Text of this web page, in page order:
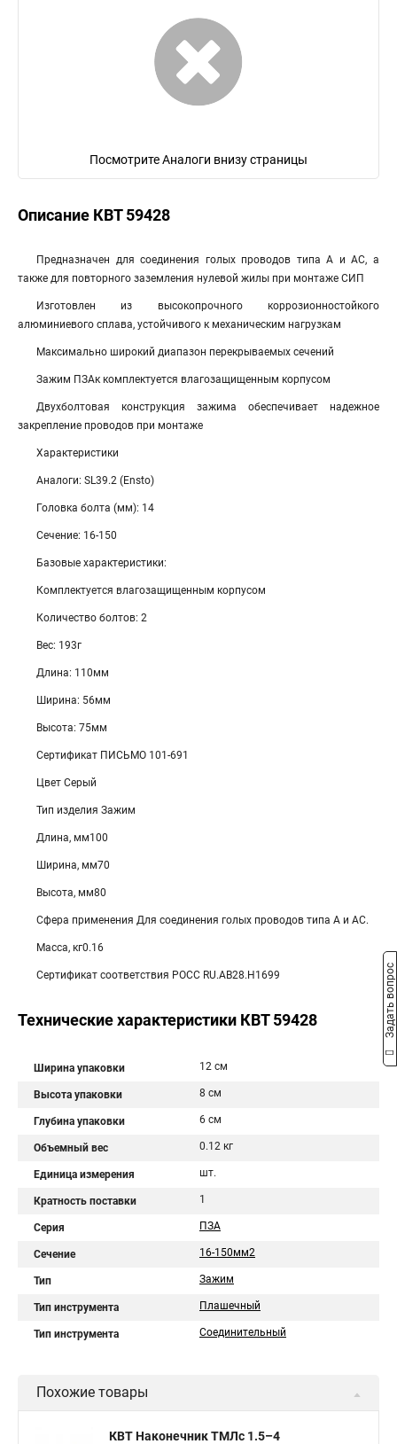
Посмотрите Аналоги внизу страницы
Описание КВТ 59428
Предназначен для соединения голых проводов типа А и АС, а
также для повторного заземления нулевой жилы при монтаже СИП
Изготовлен из высокопрочного коррозионностойкого
алюминиевого сплава, устойчивого к механическим нагрузкам
Максимально широкий диапазон перекрываемых сечений
Зажим ПЗАк комплектуется влагозащищенным корпусом
Двухболтовая конструкция зажима обеспечивает надежное
закрепление проводов при монтаже
Характеристики
Аналоги: SL39.2 (Ensto)
Головка болта (мм): 14
Сечение: 16-150
Базовые характеристики:
Комплектуется влагозащищенным корпусом
Количество болтов: 2
Вес: 193г
Длина: 110мм
Ширина: 56мм
Высота: 75мм
Сертификат ПИСЬМО 101-691
Цвет Серый
Тип изделия Зажим
Длина, мм100
Ширина, мм70
Высота, мм80
Сфера применения Для соединения голых проводов типа А и АС.
Масса, кг0.16
Сертификат соответствия РОСС RU.АВ28.Н1699
Технические характеристики КВТ 59428
Ширина упаковки 12 см
Высота упаковки 8 см
Глубина упаковки 6 см
Объемный вес 0.12 кг
Единица измерения шт.
Кратность поставки 1
Серия ПЗА
Сечение 16-150мм2
Тип Зажим
Тип инструмента Плашечный
Тип инструмента Соединительный
Похожие товары
КВТ Наконечник ТМЛс 1.5–4
Задать вопрос